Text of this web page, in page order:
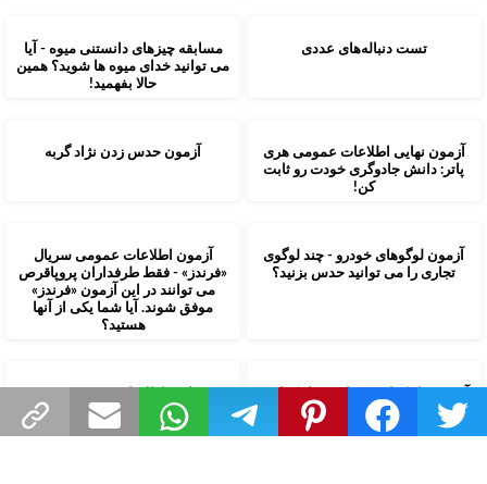
تست دنباله‌های عددی
مسابقه چیزهای دانستنی میوه - آیا
می توانید خدای میوه ها شوید؟ همین
حالا بفهمید!
آزمون نهایی اطلاعات عمومی هری
پاتر: دانش جادوگری خودت رو ثابت
کن!
آزمون حدس زدن نژاد گربه
آزمون لوگوهای خودرو - چند لوگوی
تجاری را می توانید حدس بزنید؟
آزمون اطلاعات عمومی سریال
«فرندز» - فقط طرفداران پروپاقرص
می توانند در این آزمون «فرندز»
موفق شوند. آیا شما یکی از آنها
هستید؟
خود را بسنجید!